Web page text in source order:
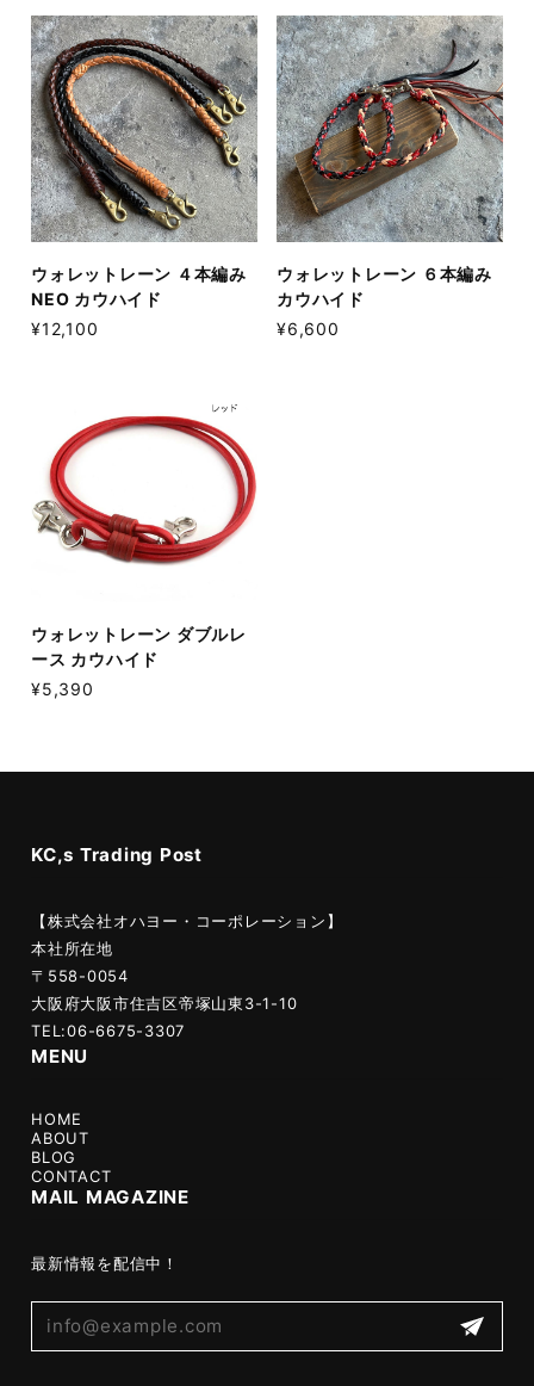
ウォレットレーン ４本編み
NEO カウハイド
¥12,100
ウォレットレーン ６本編み
カウハイド
¥6,600
ウォレットレーン ダブルレ
ース カウハイド
¥5,390
KC,s Trading Post
【株式会社オハヨー・コーポレーション】
本社所在地
〒558-0054
大阪府大阪市住吉区帝塚山東3-1-10
TEL:06-6675-3307
MENU
HOME
ABOUT
BLOG
CONTACT
MAIL MAGAZINE
最新情報を配信中！